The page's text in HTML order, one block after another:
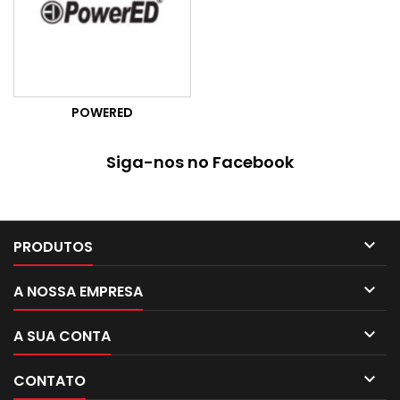
POWERED
Siga-nos no Facebook
PRODUTOS 
A NOSSA EMPRESA 
A SUA CONTA 
CONTATO 